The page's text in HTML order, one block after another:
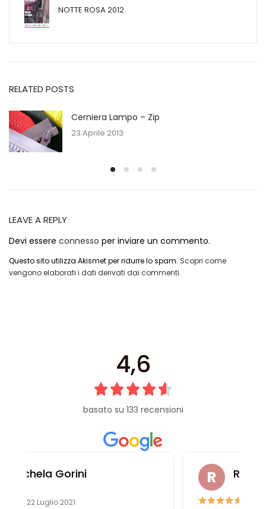
NOTTE ROSA 2012
RELATED POSTS
Cerniera Lampo – Zip
23 Aprile 2013
LEAVE A REPLY
Devi essere connesso per inviare un commento.
Questo sito utilizza Akismet per ridurre lo spam. Scopri come
vengono elaborati i dati derivati dai commenti.
4,6
basato su 133 recensioni
Raffaella Casadei